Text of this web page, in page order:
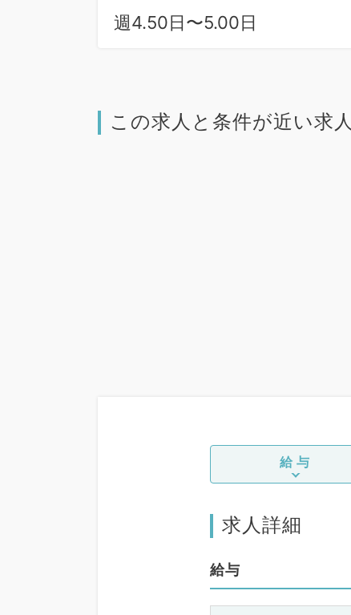
週4.50日〜5.00日
この求人と条件が近い求人
給与
求人詳細
給与